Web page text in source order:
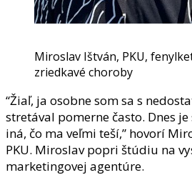
Miroslav Ištván, PKU,
zriedkavé choroby
“Žiaľ, ja osobne som sa s
stretával pomerne často. Dnes
iná, čo ma veľmi teší,” hovorí
PKU. Miroslav popri štúdiu na
marketingovej agentúre.